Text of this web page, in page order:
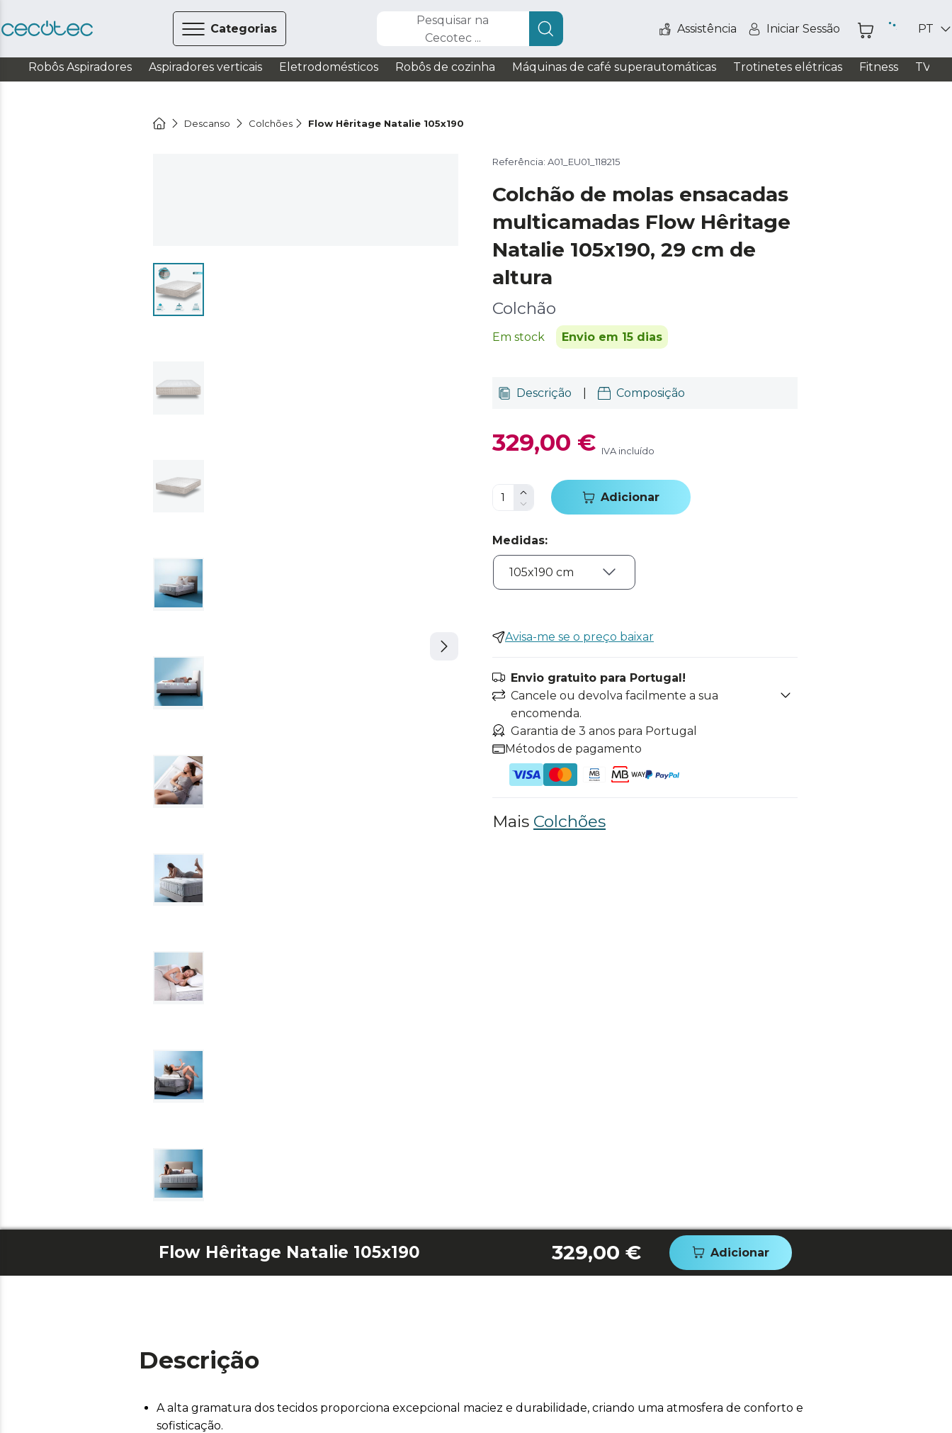
Categorias
Pesquisar na
Cecotec ...
Assistência Iniciar Sessão PT
Robôs Aspiradores Aspiradores verticais Eletrodomésticos Robôs de cozinha Máquinas de café superautomáticas Trotinetes elétricas Fitness TV /
Descanso Colchões Flow Hêritage Natalie 105x190
Referência: A01_EU01_118215
Colchão de molas ensacadas
multicamadas Flow Hêritage
Natalie 105x190, 29 cm de
altura
Colchão
Em stock Envio em 15 dias
Descrição Composição
329,00 € IVA incluído
Adicionar
Medidas:
Avisa-me se o preço baixar
Envio gratuito para Portugal!
Cancele ou devolva facilmente a sua
encomenda.
Garantia de 3 anos para Portugal
Métodos de pagamento
Mais Colchões
Flow Hêritage Natalie 105x190 329,00 € Adicionar
Descrição
A alta gramatura dos tecidos proporciona excepcional maciez e durabilidade, criando uma atmosfera de conforto e
sofisticação.